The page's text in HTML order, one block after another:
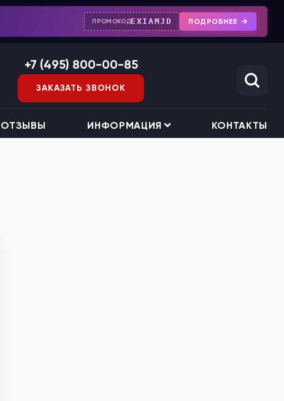
ПРОМОКОДEXIAMJD ПОДРОБНЕЕ
ОТЗЫВЫ ИНФОРМАЦИЯ КОНТАКТЫ
+7 (495) 800-00-85
ЗАКАЗАТЬ ЗВОНОК